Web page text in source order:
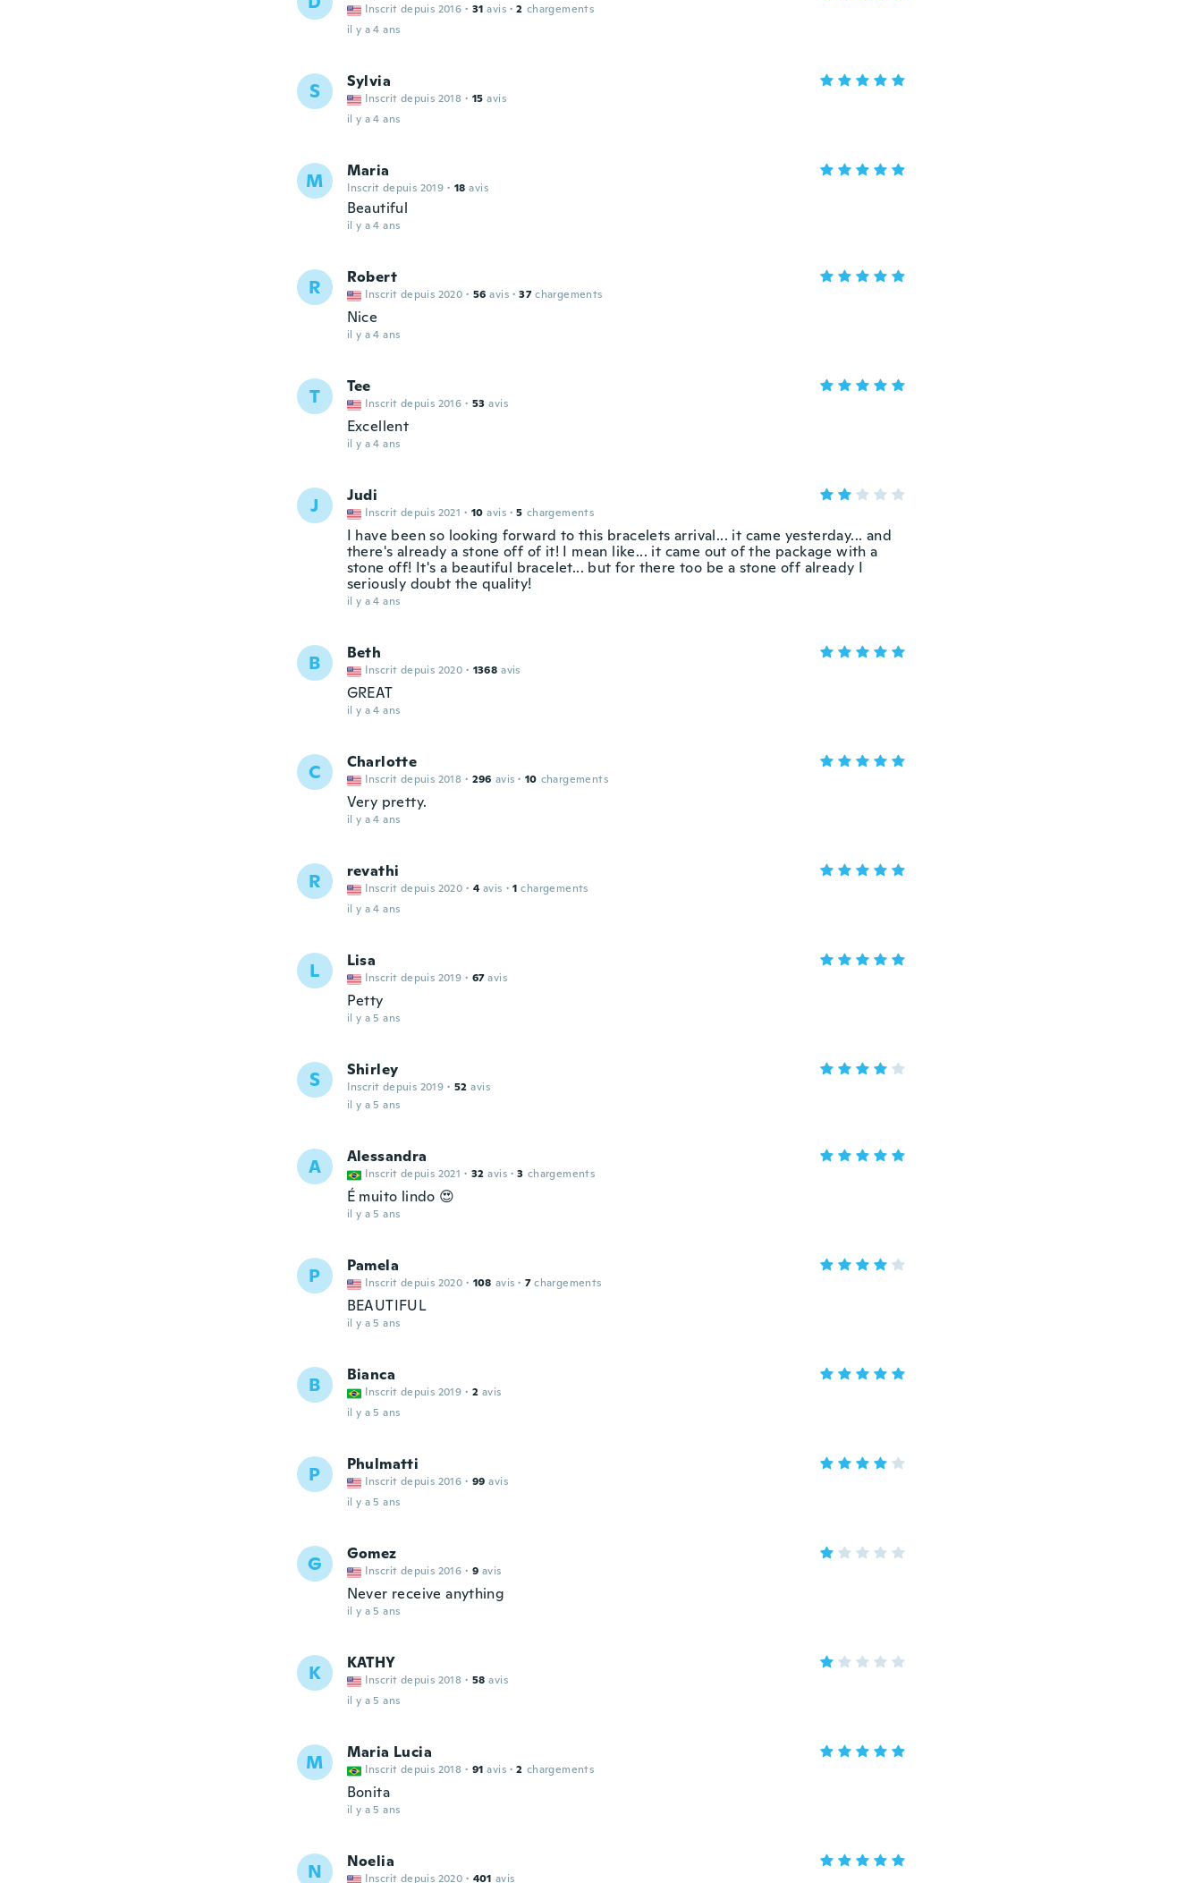
Inscrit depuis 2016 · 31 avis · 2 chargements
il y a 4 ans
S Sylvia
Inscrit depuis 2018 · 15 avis
il y a 4 ans
M Maria
Inscrit depuis 2019 · 18 avis
Beautiful
il y a 4 ans
R Robert
Inscrit depuis 2020 · 56 avis · 37 chargements
Nice
il y a 4 ans
T Tee
Inscrit depuis 2016 · 53 avis
Excellent
il y a 4 ans
J Judi
Inscrit depuis 2021 · 10 avis · 5 chargements
I have been so looking forward to this bracelets arrival... it came yesterday... and
there's already a stone off of it! I mean like... it came out of the package with a
stone off! It's a beautiful bracelet... but for there too be a stone off already I
seriously doubt the quality!
il y a 4 ans
B Beth
Inscrit depuis 2020 · 1368 avis
GREAT
il y a 4 ans
C Charlotte
Inscrit depuis 2018 · 296 avis · 10 chargements
Very pretty.
il y a 4 ans
R revathi
Inscrit depuis 2020 · 4 avis · 1 chargements
il y a 4 ans
L Lisa
Inscrit depuis 2019 · 67 avis
Petty
il y a 5 ans
S Shirley
Inscrit depuis 2019 · 52 avis
il y a 5 ans
A Alessandra
Inscrit depuis 2021 · 32 avis · 3 chargements
É muito lindo 😍
il y a 5 ans
P Pamela
Inscrit depuis 2020 · 108 avis · 7 chargements
BEAUTIFUL
il y a 5 ans
B Bianca
Inscrit depuis 2019 · 2 avis
il y a 5 ans
P Phulmatti
Inscrit depuis 2016 · 99 avis
il y a 5 ans
G Gomez
Inscrit depuis 2016 · 9 avis
Never receive anything
il y a 5 ans
K KATHY
Inscrit depuis 2018 · 58 avis
il y a 5 ans
M Maria Lucia
Inscrit depuis 2018 · 91 avis · 2 chargements
Bonita
il y a 5 ans
N Noelia
Inscrit depuis 2020 · 401 avis